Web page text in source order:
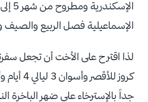
الإسكندرية ومطروح من شهر 5 إلى شهر 9
الإسماعيلية فصل الربيع والصيف
لذا اقترح على الأخت أن تجعل
كروز
جداً بالإسترخاء على ضهر الباخرة